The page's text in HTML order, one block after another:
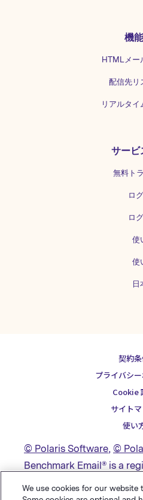
機能
HTMLメー
配信先リ
リアルタイ
サービ
無料ト
ロ
ロ
使
使
日
契約
プライバシ
Cookie
サイト
使い
© Polaris Software, ©
Benchmark Email® is a
Polaris Software, LLC
We use cookies for our website